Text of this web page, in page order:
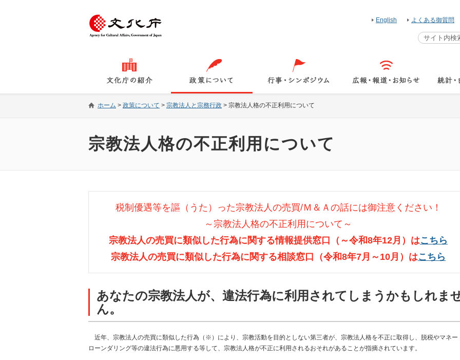
English よくある御質問
ホーム > 政策について > 宗教法人と宗務行政 > 宗教法人格の不正利用について
宗教法人格の不正利用について
税制優遇等を謳（うた）った宗教法人の売買/Ｍ＆Ａの話には御注意ください！
～宗教法人格の不正利用について～
宗教法人の売買に類似した行為に関する情報提供窓口（～令和8年12月）はこちら
宗教法人の売買に類似した行為に関する相談窓口（令和8年7月～10月）はこちら
あなたの宗教法人が、違法行為に利用されてしまうかもしれま
ん。
近年、宗教法人の売買に類似した行為（※）により、宗教活動を目的としない第三者が、宗教法人格を不正に取得し、脱税やマネー
ローンダリング等の違法行為に悪用する等して、宗教法人格が不正に利用されるおそれがあることが指摘されています。